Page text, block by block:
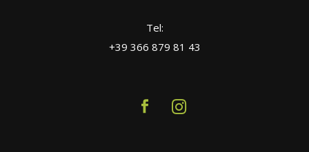
Tel:
+39 366 879 81 43